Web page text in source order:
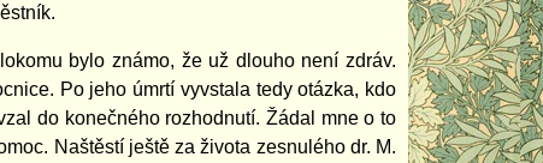
bylo známo, že už dlouho není zdráv.
Po jeho úmrtí vyvstala tedy otázka, kdo
do konečného rozhodnutí. Žádal mne o to
Naštěstí ještě za života zesnulého dr. M.